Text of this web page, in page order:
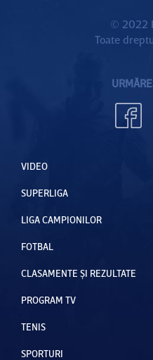
© 2022
Toate
VIDEO
SUPERLIGA
LIGA CAMPIONILOR
FOTBAL
CLASAMENTE ȘI REZULTATE
PROGRAM TV
TENIS
SPORTURI